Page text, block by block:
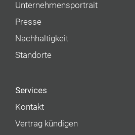
Unternehmens­portrait
Presse
Nachhaltigkeit
Standorte
Services
Kontakt
Vertrag kündigen